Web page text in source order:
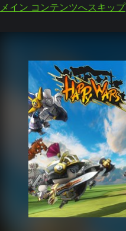
メイン コンテンツへスキップ